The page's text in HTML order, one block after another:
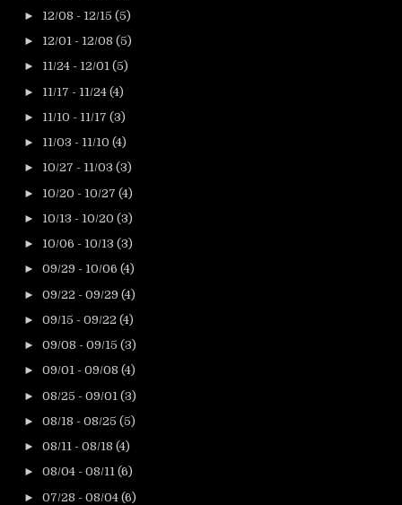
► 12/08 - 12/15 (5)
► 12/01 - 12/08 (5)
► 11/24 - 12/01 (5)
► 11/17 - 11/24 (4)
► 11/10 - 11/17 (3)
► 11/03 - 11/10 (4)
► 10/27 - 11/03 (3)
► 10/20 - 10/27 (4)
► 10/13 - 10/20 (3)
► 10/06 - 10/13 (3)
► 09/29 - 10/06 (4)
► 09/22 - 09/29 (4)
► 09/15 - 09/22 (4)
► 09/08 - 09/15 (3)
► 09/01 - 09/08 (4)
► 08/25 - 09/01 (3)
► 08/18 - 08/25 (5)
► 08/11 - 08/18 (4)
► 08/04 - 08/11 (6)
► 07/28 - 08/04 (6)